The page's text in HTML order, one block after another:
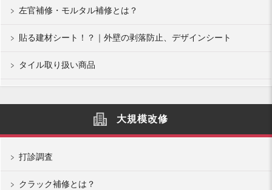
左官補修・モルタル補修とは？
貼る建材シート！？｜外壁の剥落防止、デザインシート
タイル取り扱い商品
大規模改修
打診調査
クラック補修とは？